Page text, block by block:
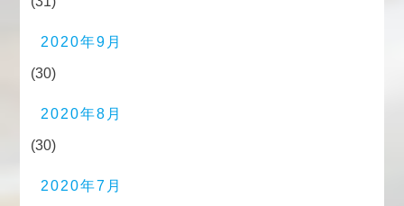
2020年9月
(30)
2020年8月
(30)
2020年7月